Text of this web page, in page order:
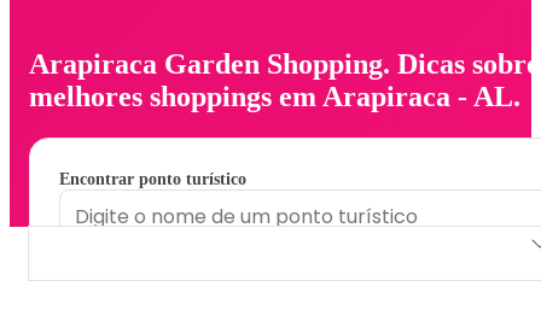
Arapiraca Garden Shopping. Dicas sobre
melhores shoppings em Arapiraca - AL.
Encontrar ponto turístico